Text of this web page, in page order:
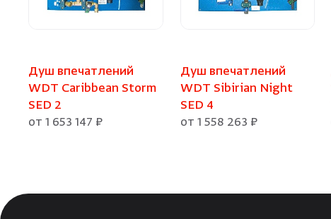
Душ впечатлений
WDT Caribbean Storm
SED 2
от 1 653 147 ₽
Душ впечатлений
WDT Sibirian Night
SED 4
от 1 558 263 ₽